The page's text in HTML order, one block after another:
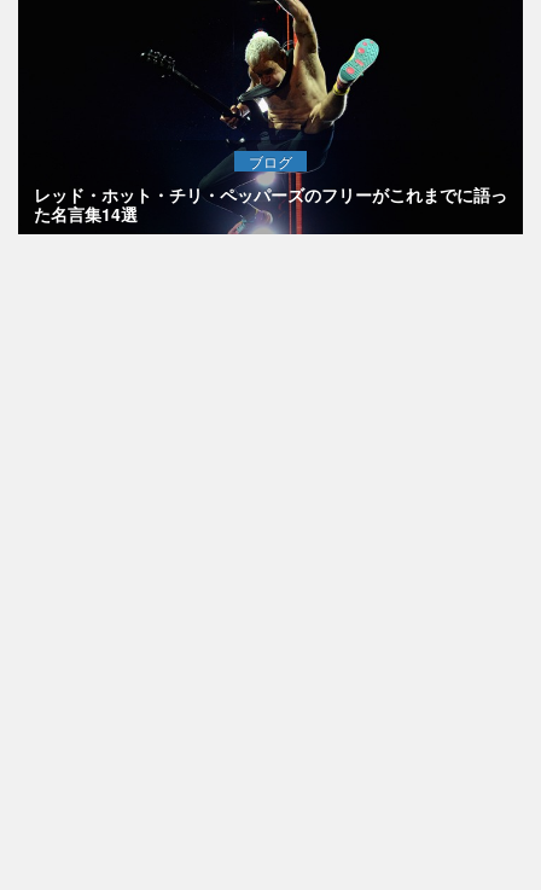
ブログ
レッド・ホット・チリ・ペッパーズのフリーがこれまでに語っ
た名言集14選